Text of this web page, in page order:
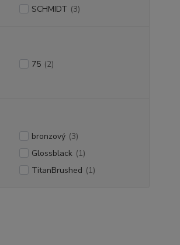
SCHMIDT (3)
75 (2)
bronzový (3)
Glossblack (1)
TitanBrushed (1)